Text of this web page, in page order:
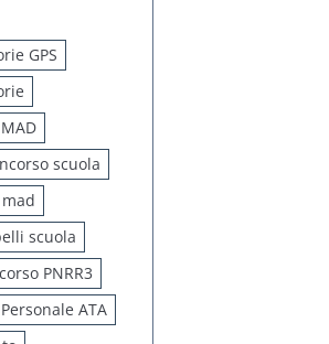
GPS
scuola
mad
scuola
PNRR3
Personale ATA